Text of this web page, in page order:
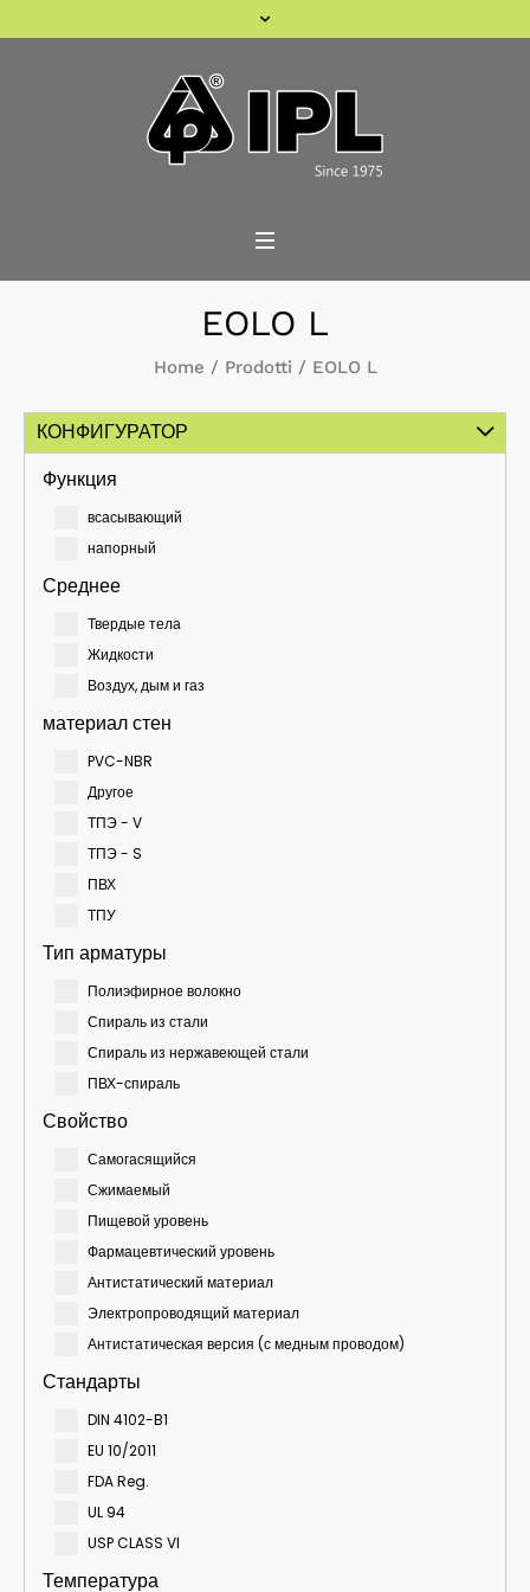
EOLO L
Home / Prodotti / EOLO L
КОНФИГУРАТОР
Функция
всасывающий
напорный
Среднее
Твердые тела
Жидкости
Воздух, дым и газ
материал стен
PVC-NBR
Другое
ТПЭ - V
ТПЭ - S
ПВХ
ТПУ
Тип арматуры
Полиэфирное волокно
Спираль из стали
Спираль из нержавеющей стали
ПВХ-спираль
Свойство
Самогасящийся
Сжимаемый
Пищевой уровень
Фармацевтический уровень
Антистатический материал
Электропроводящий материал
Антистатическая версия (с медным проводом)
Стандарты
DIN 4102-B1
EU 10/2011
FDA Reg.
UL 94
USP CLASS VI
Температура